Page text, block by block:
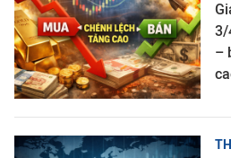
3/
–